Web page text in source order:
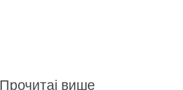
Прочитај више